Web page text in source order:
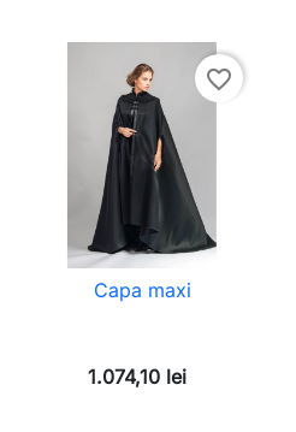
favorite_border
Capa maxi
1.074,10 lei